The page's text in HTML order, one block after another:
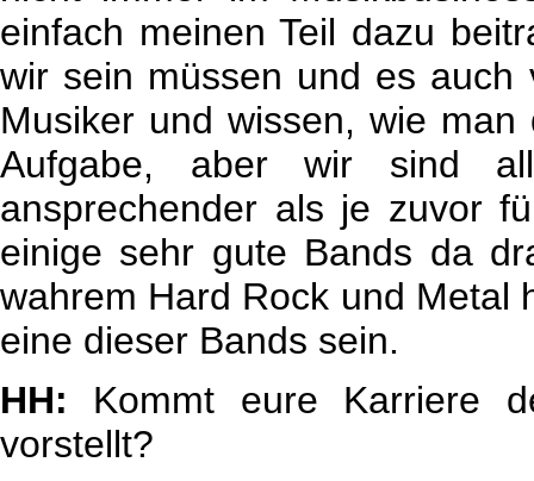
einfach meinen Teil dazu
wir sein müssen und es
Musiker und wissen, wie
Aufgabe, aber wir sind
ansprechender als je zuvor
einige sehr gute Bands da
wahrem Hard Rock und Metal
eine dieser Bands sein.
HH: Kommt eure Karriere
vorstellt?